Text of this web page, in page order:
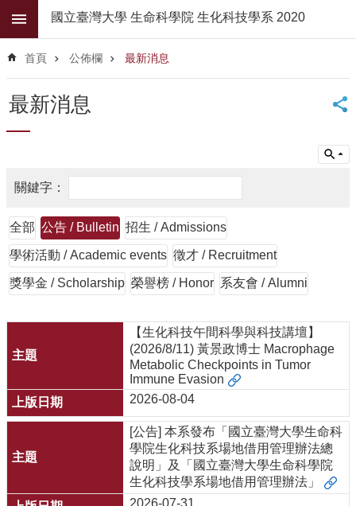
跳到主要內容區塊
階
尋
公
佈
學
系
簡
介
系
所
師
中
專
區
學
碩
國立臺灣大學 生命科學院 生化科技學系 2020
首頁 公佈欄 最新消息
最新消息
全部 公告 / Bulletin 招生 / Admissions
學術活動 / Academic events 徵才 / Recruitment
獎學金 / Scholarship 榮譽榜 / Honor 系友會 / Alumni
【生化科技午間科學與科技講壇】
(2026/8/11) 黃景政博士 Macrophage
Metabolic Checkpoints in Tumor
Immune Evasion
2026-08-04
[公告] 本系發布「國立臺灣大學生命科
學院生化科技系場地借用管理辦法總
說明」及「國立臺灣大學生命科學院
生化科技學系場地借用管理辦法」
2026-07-31